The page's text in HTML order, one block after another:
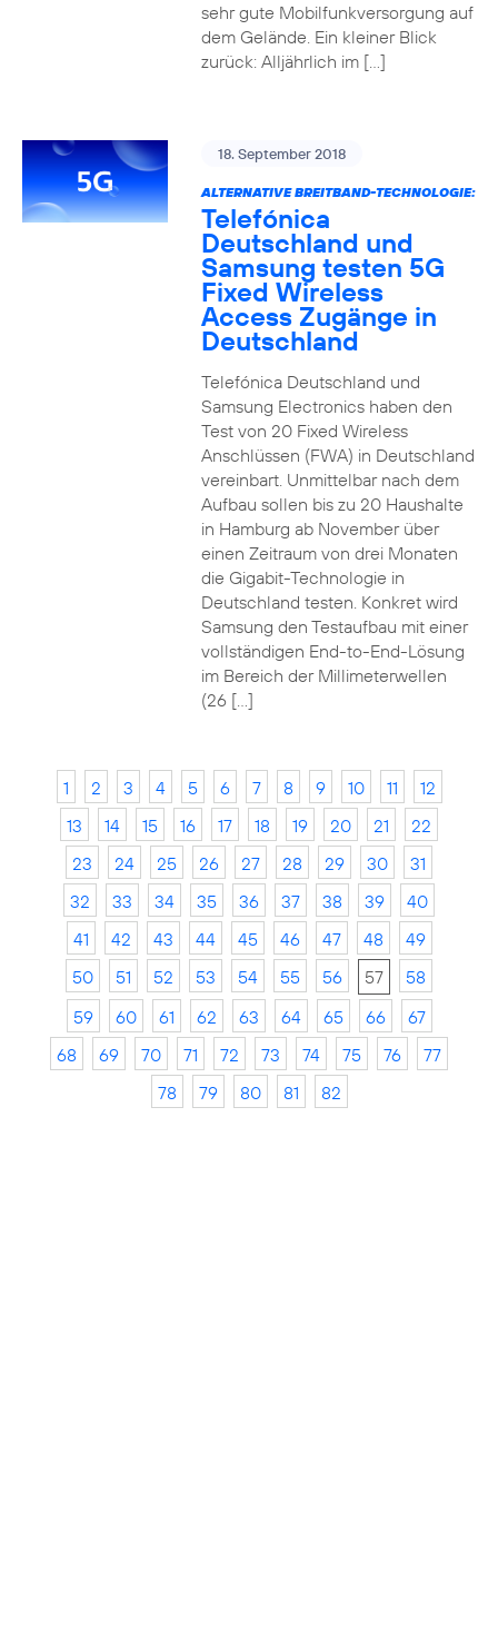
sehr gute Mobilfunkversorgung auf
dem Gelände. Ein kleiner Blick
zurück: Alljährlich im […]
18. September 2018
ALTERNATIVE BREITBAND-TECHNOLOGIE:
Telefónica
Deutschland und
Samsung testen 5G
Fixed Wireless
Access Zugänge in
Deutschland
Telefónica Deutschland und
Samsung Electronics haben den
Test von 20 Fixed Wireless
Anschlüssen (FWA) in Deutschland
vereinbart. Unmittelbar nach dem
Aufbau sollen bis zu 20 Haushalte
in Hamburg ab November über
einen Zeitraum von drei Monaten
die Gigabit-Technologie in
Deutschland testen. Konkret wird
Samsung den Testaufbau mit einer
vollständigen End-to-End-Lösung
im Bereich der Millimeterwellen
(26 […]
1 2 3 4 5 6 7 8 9 10 11
12
13
14 15 16 17 18 19 20 21
22
23
24 25 26 27 28 29 30
31
32
33 34 35 36 37 38 39
40
41
42 43 44 45 46 47 48
49
50
51 52 53 54 55 56 57
58
59
60 61 62 63 64 65 66
67
68
69 70 71 72 73 74 75 76
77
78
79 80 81 82